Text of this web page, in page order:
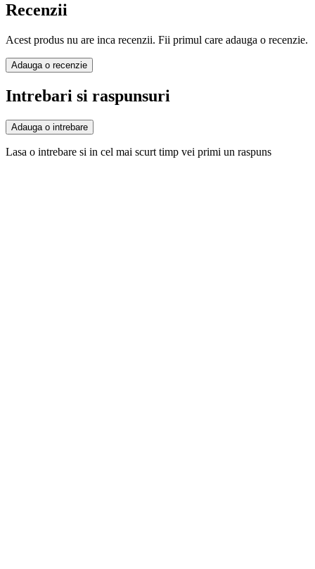
Recenzii
Acest produs nu are inca recenzii. Fii primul care adauga o recenzie.
Adauga o recenzie
Intrebari si raspunsuri
Adauga o intrebare
Lasa o intrebare si in cel mai scurt timp vei primi un raspuns